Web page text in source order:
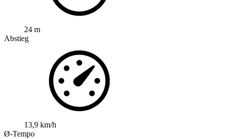
24 m
Abstieg
13,9 km/h
Ø-Tempo